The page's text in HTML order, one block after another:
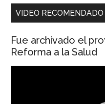
VIDEO RECOMENDADO
Fue archivado el
Reforma a la Salud